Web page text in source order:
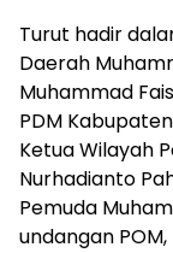
Turut hadir
Daerah
Muhammad
PDM Kabupaten
Ketua Wilayah
Nurhadianto
Pemuda
undangan